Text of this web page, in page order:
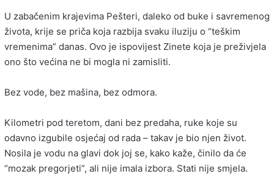
U zabačenim krajevima Pešteri, daleko od buke i savremenog
života, krije se priča koja razbija svaku iluziju o “teškim
vremenima” danas. Ovo je ispovijest Zinete koja je preživjela
ono što većina ne bi mogla ni zamisliti.
Bez vode, bez mašina, bez odmora.
Kilometri pod teretom, dani bez predaha, ruke koje su
odavno izgubile osjećaj od rada – takav je bio njen život.
Nosila je vodu na glavi dok joj se, kako kaže, činilo da će
“mozak pregorjeti”, ali nije imala izbora. Stati nije smjela.